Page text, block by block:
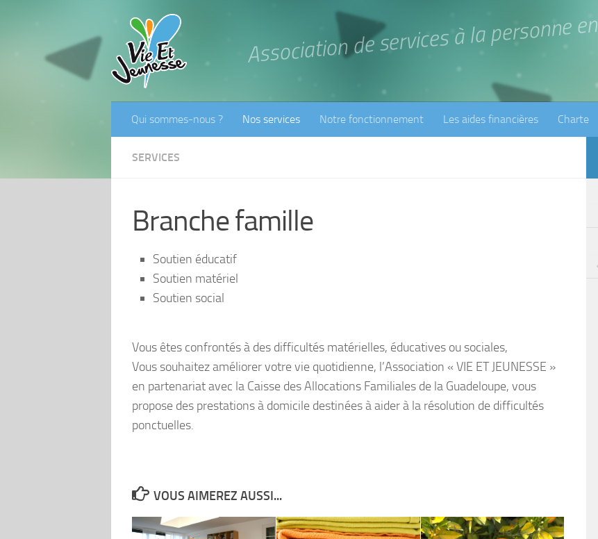
Associationdeservices à la personne en
Qui sommes-nous ? Nos services Notre fonctionnement Les aides financières Charte
SERVICES
Branche famille
Soutien éducatif
Soutien matériel
Soutien social
Vous êtes confrontés à des difficultés matérielles, éducatives ou sociales,
Vous souhaitez améliorer votre vie quotidienne, l’Association « VIE ET JEUNESSE »
en partenariat avec la Caisse des Allocations Familiales de la Guadeloupe, vous
propose des prestations à domicile destinées à aider à la résolution de difficultés
ponctuelles.
VOUS AIMEREZ AUSSI...